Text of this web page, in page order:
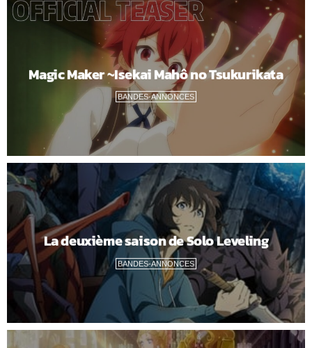
Magic Maker ~Isekai Mahô no Tsukurikata
BANDES-ANNONCES
La deuxième saison de Solo Leveling
BANDES-ANNONCES